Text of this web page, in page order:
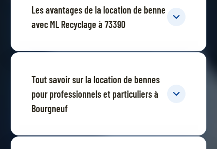
Les avantages de la location de benne
avec ML Recyclage à 73390
Tout savoir sur la location de bennes
pour professionnels et particuliers à
Bourgneuf